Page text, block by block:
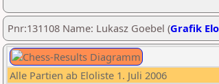
Pnr:131108 Name: Lukasz Goebel (Grafik
Alle Partien ab Eloliste 1. Juli 2006